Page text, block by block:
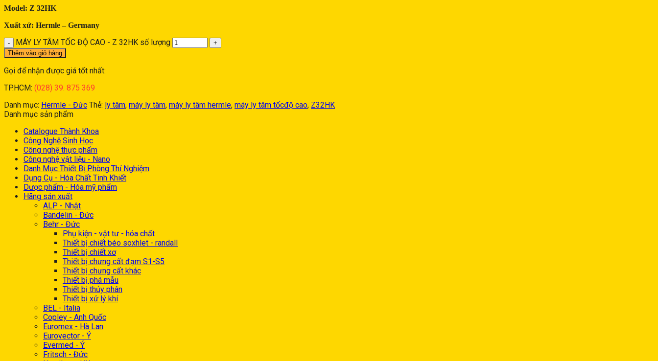
Model: Z 32HK
Xuất xứ: Hermle – Germany
MÁY LY TÂM TỐC ĐỘ CAO - Z 32HK số lượng
Thêm vào giỏ hàng
Gọi để nhận được giá tốt nhất:
TP.HCM: (028) 39. 875 369
Danh mục: Hermle - Đức Thẻ: ly tâm, máy ly tâm, máy ly tâm hermle, máy ly tâm tốcđộ cao, Z32HK
Danh mục sản phẩm
Catalogue Thành Khoa
Công Nghệ Sinh Học
Công nghệ thực phẩm
Công nghệ vật liệu - Nano
Danh Mục Thiết Bị Phòng Thí Nghiệm
Dụng Cụ - Hóa Chất Tinh Khiết
Dược phẩm - Hóa mỹ phẩm
Hãng sản xuất
ALP - Nhật
Bandelin - Đức
Behr - Đức
Phụ kiện - vật tư - hóa chất
Thiết bị chiết béo soxhlet - randall
Thiết bị chiết xơ
Thiết bị chưng cất đạm S1-S5
Thiết bị chưng cất khác
Thiết bị phá mẫu
Thiết bị thủy phân
Thiết bị xử lý khí
BEL - Italia
Copley - Anh Quốc
Euromex - Hà Lan
Eurovector - Ý
Evermed - Ý
Fritsch - Đức